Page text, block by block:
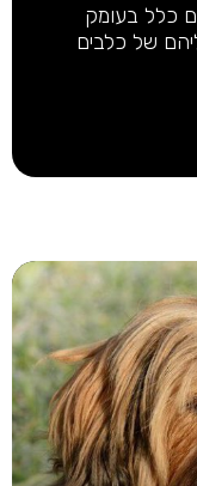
כלל בעומק
של כלבים